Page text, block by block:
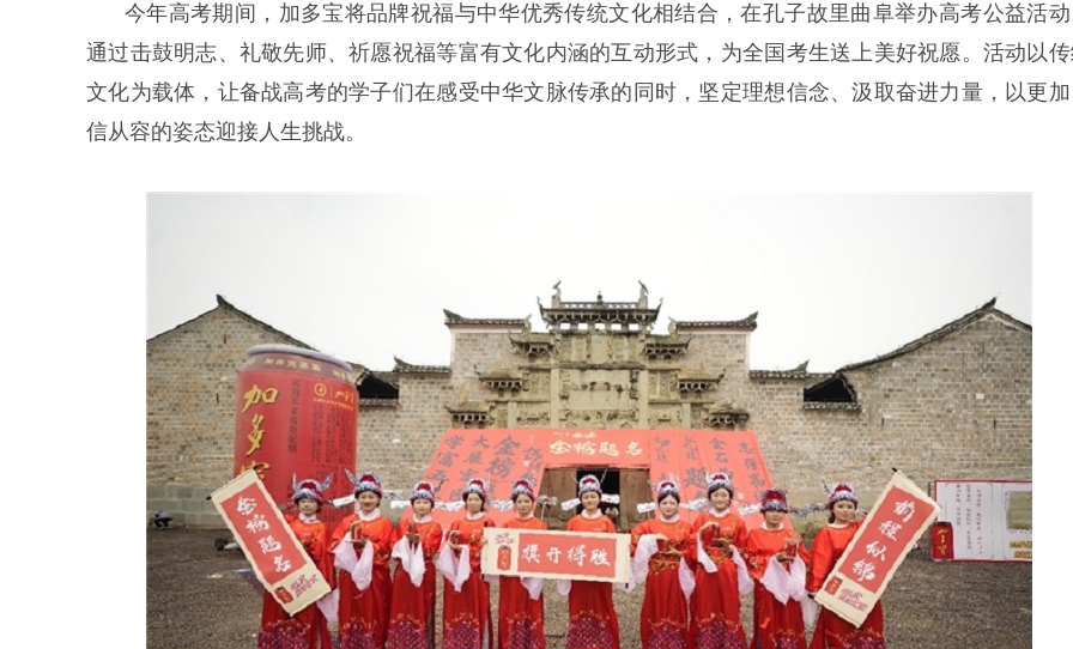
今年高考期间，加多宝将品牌祝福与中华优秀传统文化相结合，在孔子故里曲阜举办高考公益活
通过击鼓明志、礼敬先师、祈愿祝福等富有文化内涵的互动形式，为全国考生送上美好祝愿。活动以
文化为载体，让备战高考的学子们在感受中华文脉传承的同时，坚定理想信念、汲取奋进力量，以更
信从容的姿态迎接人生挑战。